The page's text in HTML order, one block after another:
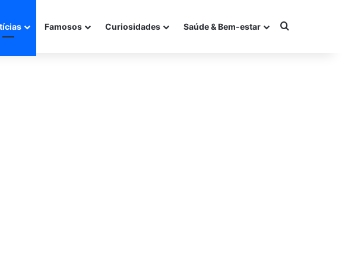
Famosos Curiosidades Saúde & Bem-estar Procurar por